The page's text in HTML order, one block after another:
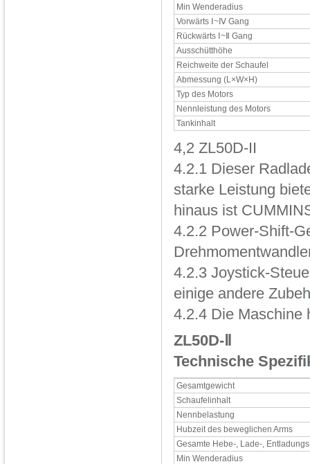
Min Wenderadius
Vorwärts Ⅰ~Ⅳ Gang
Rückwärts Ⅰ~Ⅱ Gang
Ausschütthöhe
Reichweite der Schaufel
Abmessung (L×W×H)
Typ des Motors
Nennleistung des Motors
Tankinhalt
4,2 ZL50D-II
4.2.1 Dieser
starke Leistung
hinaus ist
4.2.2 Power-Shift-
4.2.3 Joystick-
einige andere
4.2.4 Die Maschine
ZL50D-Ⅱ
Technische
Gesamtgewicht
Schaufelinhalt
Nennbelastung
Hubzeit des beweglichen Arms
Gesamte Hebe-, Lade-,
Min Wenderadius